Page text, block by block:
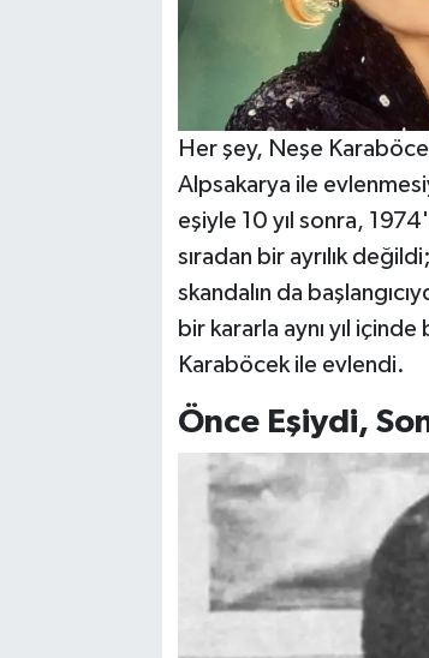
Her şey, Neşe
Alpsakarya ile
eşiyle 10 yıl sonra,
sıradan bir ayrılık
skandalın da
bir kararla aynı yıl
Karaböcek ile evlendi.
Önce Eşiydi,